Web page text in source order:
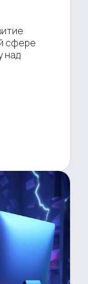
сфере
над